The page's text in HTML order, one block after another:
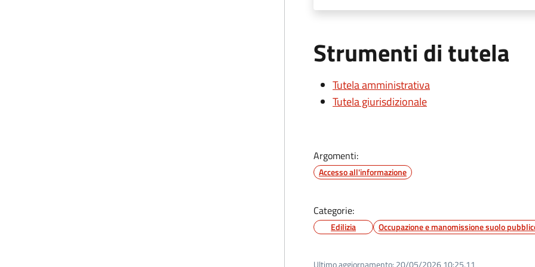
Strumenti di tutela
Tutela amministrativa
Tutela giurisdizionale
Argomenti:
Accesso all'informazione
Categorie:
Edilizia Occupazione e manomissione suolo
Ultimo aggiornamento: 20/05/2026 10:25.11